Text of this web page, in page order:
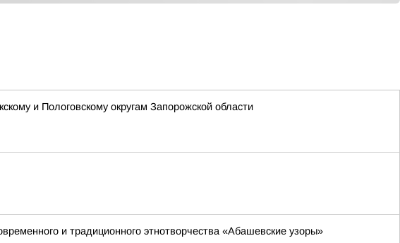
и Пологовскому округам Запорожской области
и традиционного этнотворчества «Абашевские узоры»